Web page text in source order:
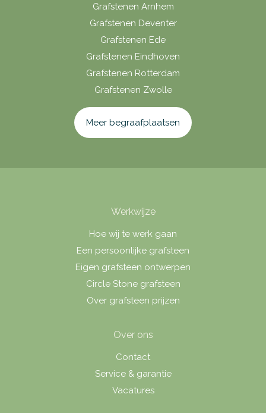
Grafstenen Arnhem
Grafstenen Deventer
Grafstenen Ede
Grafstenen Eindhoven
Grafstenen Rotterdam
Grafstenen Zwolle
Meer begraafplaatsen
Werkwijze
Hoe wij te werk gaan
Een persoonlijke grafsteen
Eigen grafsteen ontwerpen
Circle Stone grafsteen
Over grafsteen prijzen
Over ons
Contact
Service & garantie
Vacatures